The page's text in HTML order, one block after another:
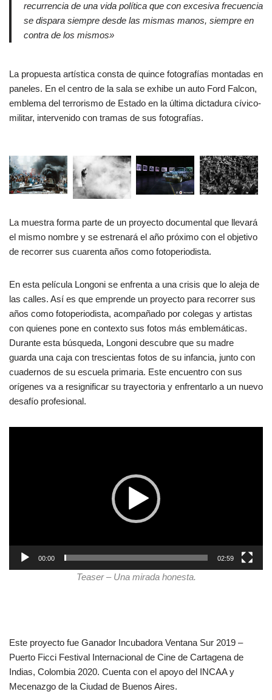
recurrencia de una vida política que con excesiva frecuencia
se dispara siempre desde las mismas manos, siempre en
contra de los mismos»
La propuesta artística consta de quince fotografías montadas en
paneles. En el centro de la sala se exhibe un auto Ford Falcon,
emblema del terrorismo de Estado en la última dictadura cívico-
militar, intervenido con tramas de sus fotografías.
La muestra forma parte de un proyecto documental que llevará
el mismo nombre y se estrenará el año próximo con el objetivo
de recorrer sus cuarenta años como fotoperiodista.
En esta película Longoni se enfrenta a una crisis que lo aleja de
las calles. Así es que emprende un proyecto para recorrer sus
años como fotoperiodista, acompañado por colegas y artistas
con quienes pone en contexto sus fotos más emblemáticas.
Durante esta búsqueda, Longoni descubre que su madre
guarda una caja con trescientas fotos de su infancia, junto con
cuadernos de su escuela primaria. Este encuentro con sus
orígenes va a resignificar su trayectoria y enfrentarlo a un nuevo
desafío profesional.
í
d
e
o
00:00 02:59
Teaser – Una mirada honesta.
Este proyecto fue Ganador Incubadora Ventana Sur 2019 –
Puerto Ficci Festival Internacional de Cine de Cartagena de
Indias, Colombia 2020. Cuenta con el apoyo del INCAA y
Mecenazgo de la Ciudad de Buenos Aires.